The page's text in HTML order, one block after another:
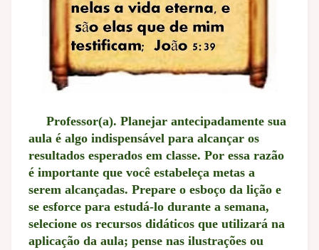
Professor(a). Planejar antecipadamente sua
aula é algo indispensável para alcançar os
resultados esperados em classe. Por essa razão
é importante que você estabeleça metas a
serem alcançadas. Prepare o esboço da lição e
se esforce para estudá-lo durante a semana,
selecione os recursos didáticos que utilizará na
aplicação da aula; pense nas ilustrações ou